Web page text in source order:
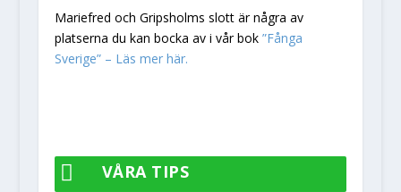
Mariefred och Gripsholms slott är några av
platserna du kan bocka av i vår bok ”Fånga
Sverige” – Läs mer här.
 VÅRA TIPS